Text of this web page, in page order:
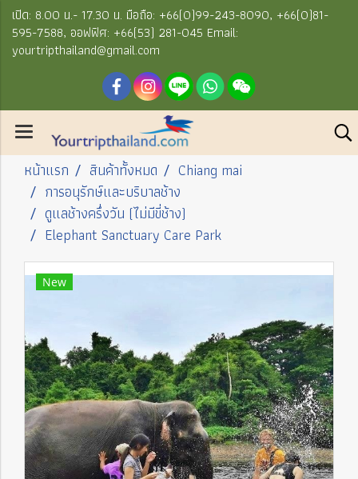
เปิด: 8.00 น.- 17.30 น. มือถือ: +66(0)99-243-8090, +66(0)81-
595-7588, ออฟฟิศ: +66(53) 281-045 Email:
yourtripthailand@gmail.com
หน้าแรก สินค้าทั้งหมด
Chiang mai
การอนุรักษ์และบริบาลช้าง
ดูแลช้างครึ่งวัน (ไม่มีขี่ช้าง)
Elephant Sanctuary Care Park
New